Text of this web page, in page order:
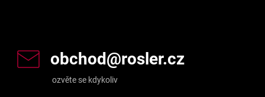
obchod@rosler.cz